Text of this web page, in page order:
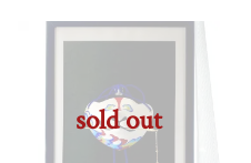
sold out